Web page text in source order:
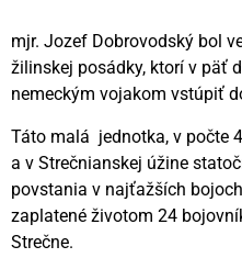
mjr. Jozef Dobrovodský bol
žilinskej posádky, ktorí v päť
nemeckým vojakom vstúpiť
Táto malá jednotka, v počte
a v Strečnianskej úžine
povstania v najťažších
zaplatené životom 24
Strečne.